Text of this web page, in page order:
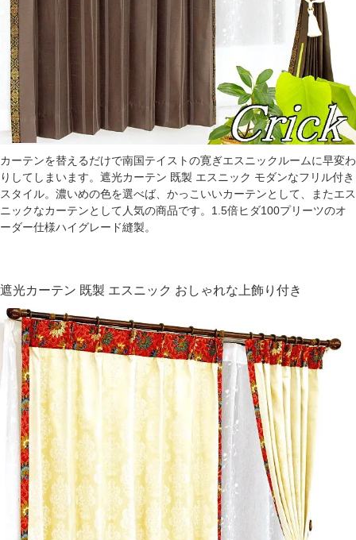
カーテンを替えるだけで南国テイストの寛ぎエスニックルームに早変わ
りしてしまいます。遮光カーテン 既製 エスニック モダンなフリル付き
スタイル。濃いめの色を選べば、かっこいいカーテンとして、またエス
ニックなカーテンとして人気の商品です。1.5倍ヒダ100プリーツのオ
ーダー仕様ハイグレード縫製。
遮光カーテン 既製 エスニック おしゃれな上飾り付き